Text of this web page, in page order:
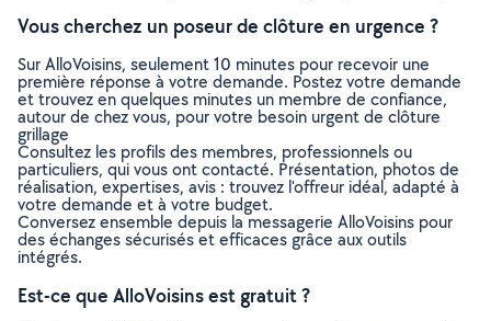
Vous cherchez un poseur de clôture en urgence ?
Sur AlloVoisins, seulement 10 minutes pour recevoir une
première réponse à votre demande. Postez votre demande
et trouvez en quelques minutes un membre de confiance,
autour de chez vous, pour votre besoin urgent de clôture
grillage
Consultez les profils des membres, professionnels ou
particuliers, qui vous ont contacté. Présentation, photos de
réalisation, expertises, avis : trouvez l'offreur idéal, adapté à
votre demande et à votre budget.
Conversez ensemble depuis la messagerie AlloVoisins pour
des échanges sécurisés et efficaces grâce aux outils
intégrés.
Est-ce que AlloVoisins est gratuit ?